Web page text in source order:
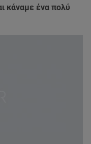
κάναμε ένα πολύ